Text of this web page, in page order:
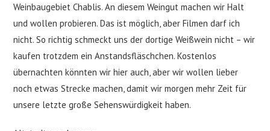
Weinbaugebiet Chablis. An diesem Weingut machen wir Halt
und wollen probieren. Das ist möglich, aber Filmen darf ich
nicht. So richtig schmeckt uns der dortige Weißwein nicht – wir
kaufen trotzdem ein Anstandsfläschchen. Kostenlos
übernachten könnten wir hier auch, aber wir wollen lieber
noch etwas Strecke machen, damit wir morgen mehr Zeit für
unsere letzte große Sehenswürdigkeit haben.